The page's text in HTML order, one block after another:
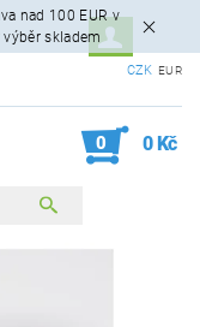
nad 100 EUR v
skladem
CZK EUR
0 0 Kč